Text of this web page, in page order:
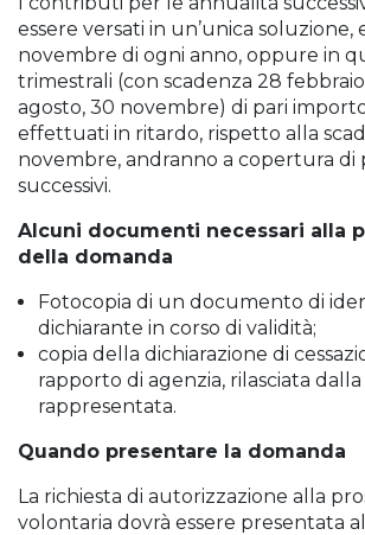
essere versati in un’unica soluzione,
novembre di ogni anno, oppure in
trimestrali (con scadenza 28 febbraio,
agosto, 30 novembre) di pari
effettuati in ritardo, rispetto alla
novembre, andranno a copertura di
successivi.
Alcuni documenti necessari alla
della domanda
Fotocopia di un documento di
dichiarante in corso di validità;
copia della dichiarazione di
rapporto di agenzia, rilasciata
rappresentata.
Quando presentare la domanda
La richiesta di autorizzazione alla
volontaria dovrà essere presentata